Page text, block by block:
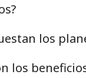
los
los